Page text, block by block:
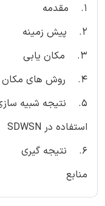
1. مقدمه
2. پیش زمینه
3. مکان یابی
4. روش های مکان یابی در SDWSN
5. نتیجه شبیه
استفاده در SDWSN
6. نتیجه گیری
منابع